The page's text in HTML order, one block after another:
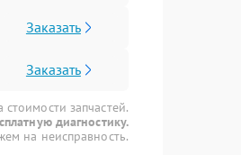
Заказать
Заказать
запчастей.
диагностику.
на неисправность.